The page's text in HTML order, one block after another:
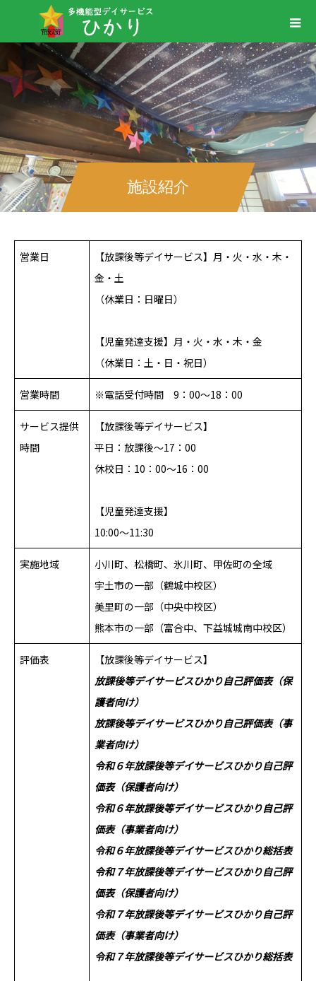
施設紹介
営業日
【放課後等デイサービス】月・火・水・木・
金・土
（休業日：日曜日）
【児童発達支援】月・火・水・木・金
（休業日：土・日・祝日）
営業時間 ※電話受付時間 9：00～18：00
サービス提供
時間
【放課後等デイサービス】
平日：放課後～17：00
休校日：10：00～16：00
【児童発達支援】
10:00～11:30
実施地域
小川町、松橋町、氷川町、甲佐町の全域
宇土市の一部（鶴城中校区）
美里町の一部（中央中校区）
熊本市の一部（富合中、下益城城南中校区）
評価表
【放課後等デイサービス】
放課後等デイサービスひかり自己評価表（保
護者向け）
放課後等デイサービスひかり自己評価表（事
業者向け）
令和６年放課後等デイサービスひかり自己評
価表（保護者向け）
令和６年放課後等デイサービスひかり自己評
価表（事業者向け）
令和６年放課後等デイサービスひかり総括表
令和７年放課後等デイサービスひかり自己評
価表（保護者向け）
令和７年放課後等デイサービスひかり自己評
価表（事業者向け）
令和７年放課後等デイサービスひかり総括表